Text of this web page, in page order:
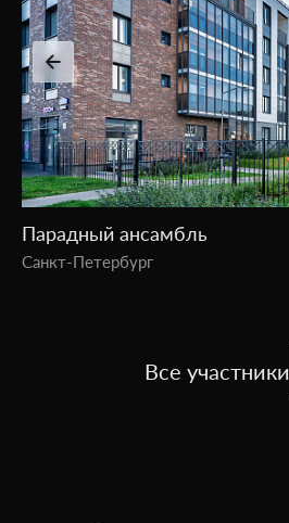
ЖК «Визионер»
Владивосток
Все участники